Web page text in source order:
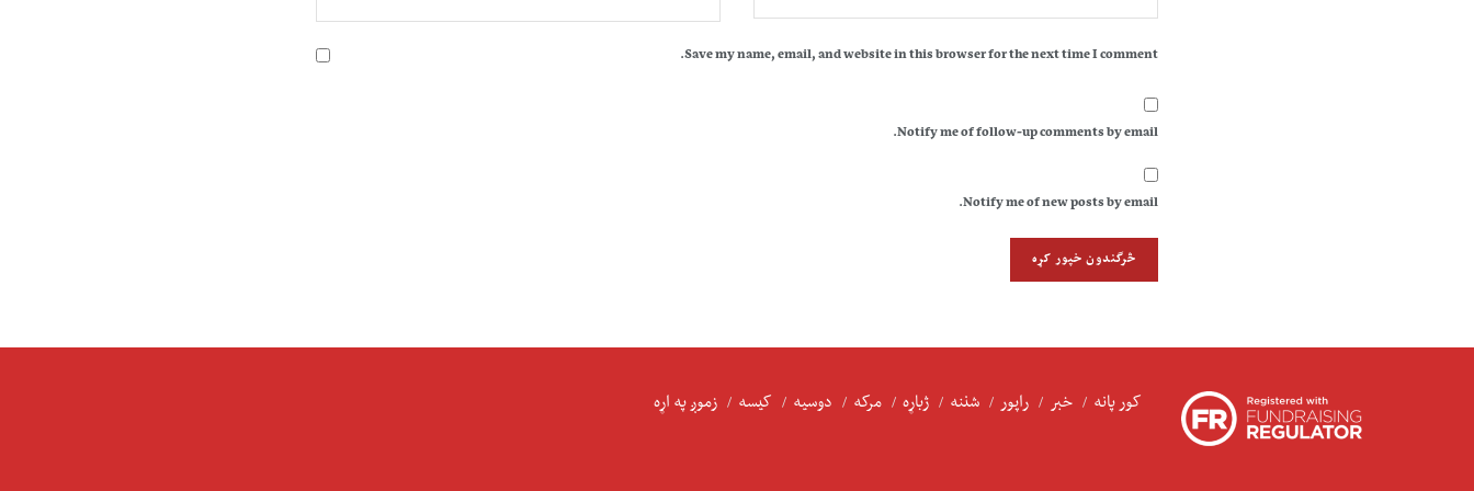
Save my name, email, and website in this browser for the next time I comment.
Notify me of follow-up comments by email.
Notify me of new posts by email.
کور پانه خبر راپور شننه ژباړه مرکه دوسیه کیسه زموږ په اړه